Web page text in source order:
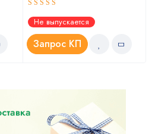
Оценка
4.67из 5
Не выпускается
Запрос КП